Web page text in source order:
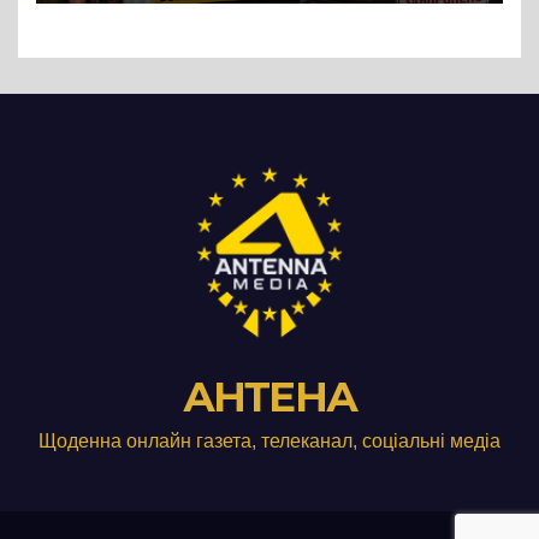
Три», що займається
АНТЕНА
Щоденна онлайн газета, телеканал, соціальні медіа